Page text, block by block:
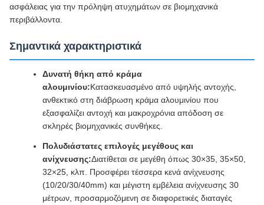
ασφάλειας για την πρόληψη ατυχημάτων σε βιομηχανικά
περιβάλλοντα.
Σημαντικά χαρακτηριστικά
Δυνατή θήκη από κράμα
αλουμινίου:Κατασκευασμένο από υψηλής αντοχής,
ανθεκτικό στη διάβρωση κράμα αλουμινίου που
εξασφαλίζει αντοχή και μακροχρόνια απόδοση σε
σκληρές βιομηχανικές συνθήκες.
Πολυδιάστατες επιλογές μεγέθους και
ανίχνευσης:Διατίθεται σε μεγέθη όπως 30×35, 35×50,
32×25, κλπ. Προσφέρει τέσσερα κενά ανίχνευσης
(10/20/30/40mm) και μέγιστη εμβέλεια ανίχνευσης 30
μέτρων, προσαρμοζόμενη σε διαφορετικές διαταγές